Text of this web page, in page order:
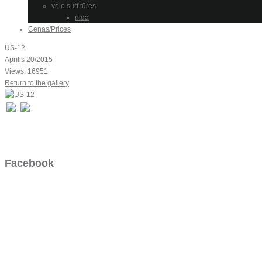
velo surf tūres
nida
Cenas/Prices
US-12
Aprīlis 20/2015
Views: 16951
Return to the gallery
Facebook